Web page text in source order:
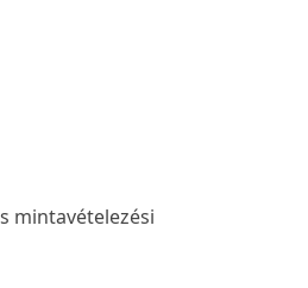
mintavételezési